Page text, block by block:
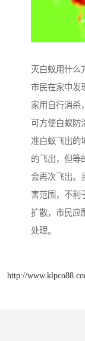
灭白蚁用什么
市民在家中发
家用自行消杀
可方便白蚁防
准白蚁飞出的
的飞出，但等
会再次飞出。
害范围，不利
扩散，市民应
处理。
http://